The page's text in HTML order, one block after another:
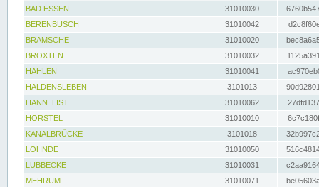
BAD ESSEN
31010030
BERENBUSCH
31010042
BRAMSCHE
31010020
BROXTEN
31010032
HAHLEN
31010041
HALDENSLEBEN
3101013
HANN. LIST
31010062
HÖRSTEL
31010010
KANALBRÜCKE
3101018
LOHNDE
31010050
LÜBBECKE
31010031
MEHRUM
31010071